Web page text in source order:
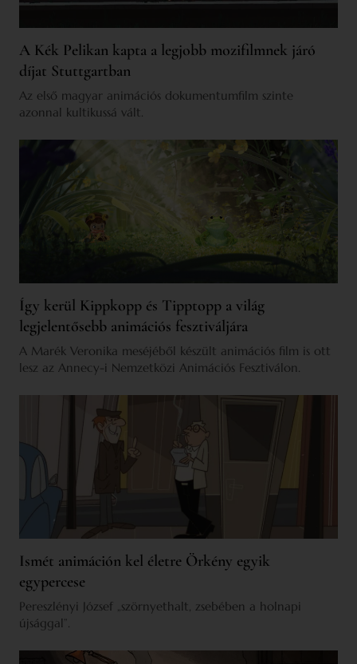
A Kék Pelikan kapta a legjobb mozifilmnek járó
díjat Stuttgartban
Az első magyar animációs dokumentumfilm szinte
azonnal kultikussá vált.
Így kerül Kippkopp és Tipptopp a világ
legjelentősebb animációs fesztiváljára
A Marék Veronika meséjéből készült animációs film is ott
lesz az Annecy-i Nemzetközi Animációs Fesztiválon.
Ismét animáción kel életre Örkény egyik
egypercese
Pereszlényi József „szörnyethalt, zsebében a holnapi
újsággal”.